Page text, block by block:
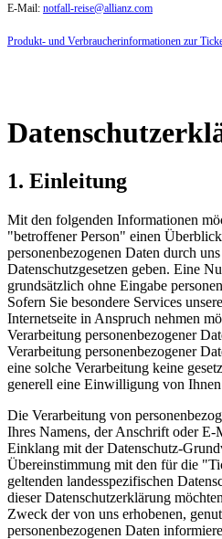
E-Mail: notfall-reise@allianz.com
Produkt- und Verbraucherinformationen zur
1. Einleitung
Mit den folgenden Informationen
"betroffener Person" einen
personenbezogenen Daten durch
Datenschutzgesetzen geben. Eine
grundsätzlich ohne Eingabe
Sofern Sie besondere Services
Internetseite in Anspruch nehmen
Verarbeitung personenbezogener
Verarbeitung personenbezogener
eine solche Verarbeitung keine
generell eine Einwilligung von
Die Verarbeitung von
Ihres Namens, der Anschrift oder
Einklang mit der Datenschutz-
Übereinstimmung mit den für die
geltenden landesspezifischen
dieser Datenschutzerklärung
Zweck der von uns erhobenen,
personenbezogenen Daten